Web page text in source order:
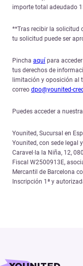
importe total adeudado
**Tras recibir la solicitud
tu solicitud puede ser
Pincha aquí para
tus derechos de
limitación y oposición al
correo dpo@younited-
Puedes acceder a
Younited, Sucursal en
Younited, con sede legal
Caravel·la la Niña, 12,
Fiscal W2500913E,
Mercantil de Barcelona
Inscripción 1ª y